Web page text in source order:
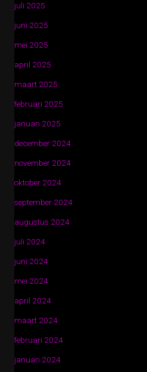
juli 2025
juni 2025
mei 2025
april 2025
maart 2025
februari 2025
januari 2025
december 2024
november 2024
oktober 2024
september 2024
augustus 2024
juli 2024
juni 2024
mei 2024
april 2024
maart 2024
februari 2024
januari 2024